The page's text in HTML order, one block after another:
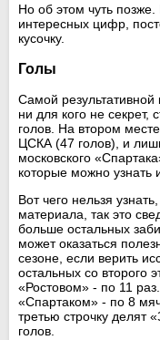
Но об этом чуть
интересных цифр,
кусочку.
Голы
Самой
ни для кого не секрет,
голов. На втором
ЦСКА (47 голов), и
московского
которые можно узнать
Вот чего нельзя
материала, так это
больше остальных
может оказаться
сезоне, если верить
остальных со второго
«Ростовом» - по 11
«Спартаком» - по 8
третью строчку делят
голов.